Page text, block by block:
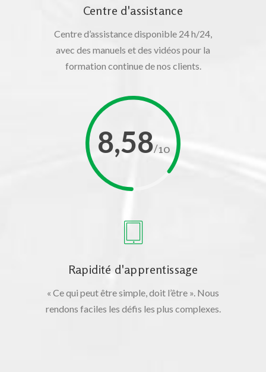
Centre d'assistance
Centre d’assistance disponible 24 h/24,
avec des manuels et des vidéos pour la
formation continue de nos clients.
8,58/10
Rapidité d'apprentissage
« Ce qui peut être simple, doit l’être ». Nous
rendons faciles les défis les plus complexes.